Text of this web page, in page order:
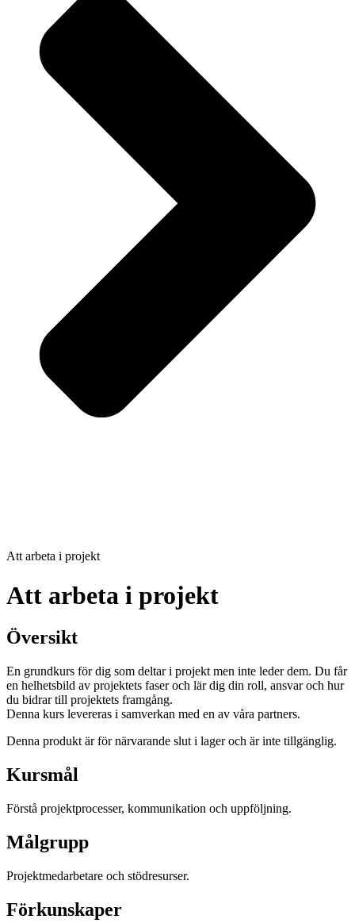
Att arbeta i projekt
Att arbeta i projekt
Översikt
En grundkurs för dig som deltar i projekt men inte leder dem. Du får
en helhetsbild av projektets faser och lär dig din roll, ansvar och hur
du bidrar till projektets framgång.
Denna kurs levereras i samverkan med en av våra partners.
Denna produkt är för närvarande slut i lager och är inte tillgänglig.
Kursmål
Förstå projektprocesser, kommunikation och uppföljning.
Målgrupp
Projektmedarbetare och stödresurser.
Förkunskaper